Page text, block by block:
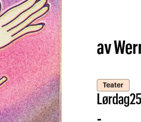
av
Teater
Lørdag25